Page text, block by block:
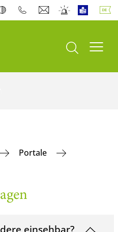
Suche öffnen
Portale
einsehbar?